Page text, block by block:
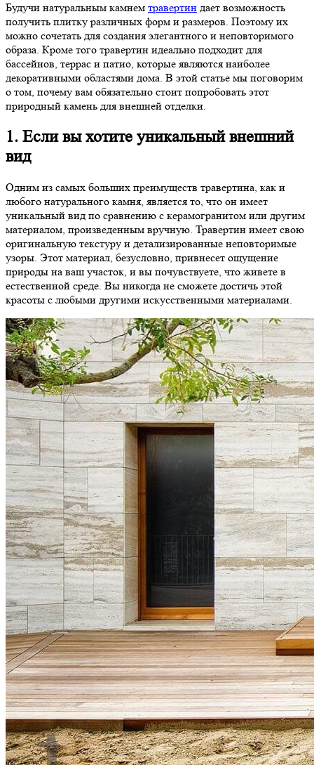
Будучи натуральным камнем травертин дает возможность
получить плитку различных форм и размеров. Поэтому их
можно сочетать для создания элегантного и неповторимого
образа. Кроме того травертин идеально подходит для
бассейнов, террас и патио, которые являются наиболее
декоративными областями дома. В этой статье мы поговорим
о том, почему вам обязательно стоит попробовать этот
природный камень для внешней отделки.
1. Если вы хотите уникальный внешний
вид
Одним из самых больших преимуществ травертина, как и
любого натурального камня, является то, что он имеет
уникальный вид по сравнению с керамогранитом или другим
материалом, произведенным вручную. Травертин имеет свою
оригинальную текстуру и детализированные неповторимые
узоры. Этот материал, безусловно, привнесет ощущение
природы на ваш участок, и вы почувствуете, что живете в
естественной среде. Вы никогда не сможете достичь этой
красоты с любыми другими искусственными материалами.